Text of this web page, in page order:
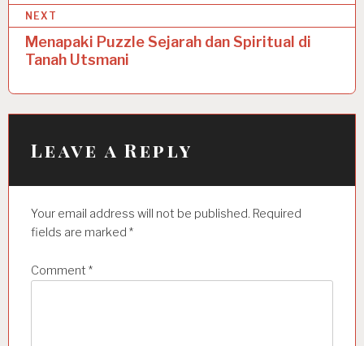
n
i
g
NEXT
Menapaki Puzzle Sejarah dan Spiritual di
Tanah Utsmani
Leave a Reply
Your email address will not be published. Required
fields are marked *
Comment *